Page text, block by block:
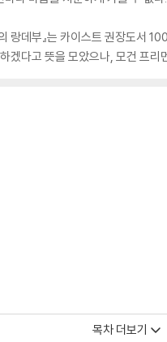
랑데부』는 카이스트 권장도서
겠다고 뜻을 모았으나, 모건 프리
목차 더보기